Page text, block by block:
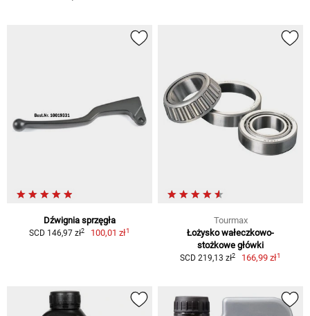
Dźwignia sprzęgła
SCD 146,97 zł2 100,01 zł1
Tourmax
Łożysko wałeczkowo-
stożkowe główki
SCD 219,13 zł2 166,99 zł1